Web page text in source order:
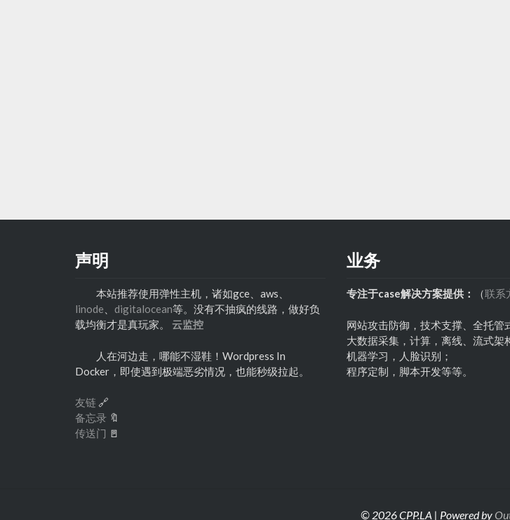
声明
本站推荐使用弹性主机，诸如gce、aws、
linode
digitalocean等。没有不抽疯的线路，做好负
载均衡才是真玩家。 云监控
人在河边走，哪能不湿鞋！Wordpress In
Docker，即使遇到极端恶劣情况，也能秒级拉起。
友链 🔗
备忘录 🔖
传送门 🚪
业务
专注于case解决方案提供： （联系
网站攻击防御，技术支撑、全托管
大数据采集，计算，离线、流式架
机器学习，人脸识别；
程序定制，脚本开发等等。
© 2026 CPP.LA | Powered by